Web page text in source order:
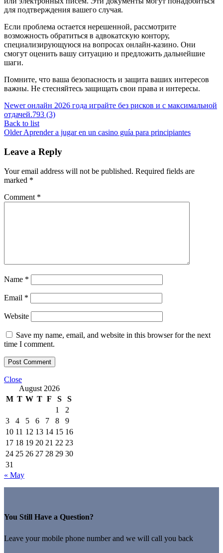
для подтверждения вашего случая.
Если проблема остается нерешенной, рассмотрите
возможность обратиться в адвокатскую контору,
специализирующуюся на вопросах онлайн-казино. Они
смогут оценить вашу ситуацию и предложить дальнейшие
шаги.
Помните, что ваша безопасность и защита ваших интересов
важны. Не стесняйтесь защищать свои права и интересы.
Newer онлайн 2026 года играйте без рисков и с максимальной
отдачей.793 (3)
Back to list
OlderAprender a jugar en un casino guía para principiantes
Leave a Reply
Your email address will not be published. Required fields are
marked *
Comment *
Name *
Email *
Website
Save my name, email, and website in this browser for the next
time I comment.
Close
August 2026
M T W T F S
S
1
2
3
4 5 6 7 8
9
10 11 12 13 14 15 16
17 18 19 20 21 22 23
24 25 26 27 28 29 30
31
« May
You Still Have a Question?
Leave your mobile phone number and we will call you back